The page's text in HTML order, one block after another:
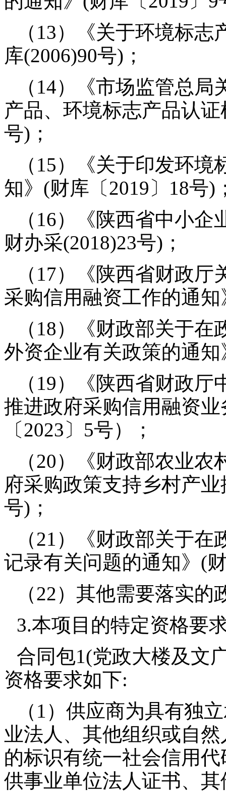
（13）《关于环境标
库(2006)90号)；
（14）《市场监管总
产品、环境标志产品认
号)；
（15）《关于印发环
知》(财库〔2019〕18号)
（16）《陕西省中小
财办采(2018)23号)；
（17）《陕西省财政
采购信用融资工作的通
（18）《财政部关于
外资企业有关政策的通
（19）《陕西省财政
推进政府采购信用融资
〔2023〕5号）；
（20）《财政部农业
府采购政策支持乡村产
号)；
（21）《财政部关于
记录有关问题的通知》(
（22）其他需要落实
3.本项目的特定资格要
合同包1(党政大楼及文
资格要求如下:
（1）供应商为具有独
业法人、其他组织或自
的标识有统一社会信用
供事业单位法人证书、